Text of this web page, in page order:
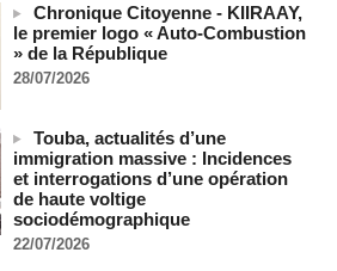
directe » en cours avec les
de personnes évacuées avant
Rassemblement national écroué pour
son ex-compagne
Chronique Citoyenne - KIIRAAY,
le premier logo « Auto-Combustion
» de la République
28/07/2026
Touba, actualités d’une
immigration massive : Incidences
et interrogations d’une opération
de haute voltige
sociodémographique
22/07/2026